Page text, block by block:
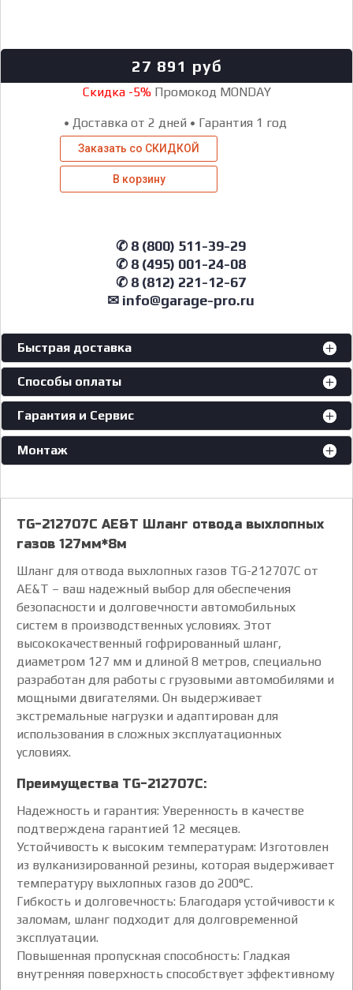
27 891 руб
Скидка -5%Промокод MONDAY
• Доставка от 2 дней • Гарантия 1 год
Заказать со СКИДКОЙ
В корзину
✆ 8 (800) 511-39-29
✆ 8 (495) 001-24-08
✆ 8 (812) 221-12-67
✉ info@garage-pro.ru
Быстрая доставка
Способы оплаты
Гарантия и Сервис
Монтаж
TG-212707C AE&T Шланг отвода выхлопных
газов 127мм*8м
Шланг для отвода выхлопных газов TG-212707C от
AE&T – ваш надежный выбор для обеспечения
безопасности и долговечности автомобильных
систем в производственных условиях. Этот
высококачественный гофрированный шланг,
диаметром 127 мм и длиной 8 метров, специально
разработан для работы с грузовыми автомобилями и
мощными двигателями. Он выдерживает
экстремальные нагрузки и адаптирован для
использования в сложных эксплуатационных
условиях.
Преимущества TG-212707C:
Надежность и гарантия: Уверенность в качестве
подтверждена гарантией 12 месяцев.
Устойчивость к высоким температурам: Изготовлен
из вулканизированной резины, которая выдерживает
температуру выхлопных газов до 200°C.
Гибкость и долговечность: Благодаря устойчивости к
заломам, шланг подходит для долговременной
эксплуатации.
Повышенная пропускная способность: Гладкая
внутренняя поверхность способствует эффективному